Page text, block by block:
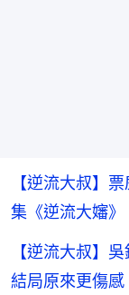
【逆流大叔】
集《逆流大嬸》
【逆流大叔】
結局原來更傷感